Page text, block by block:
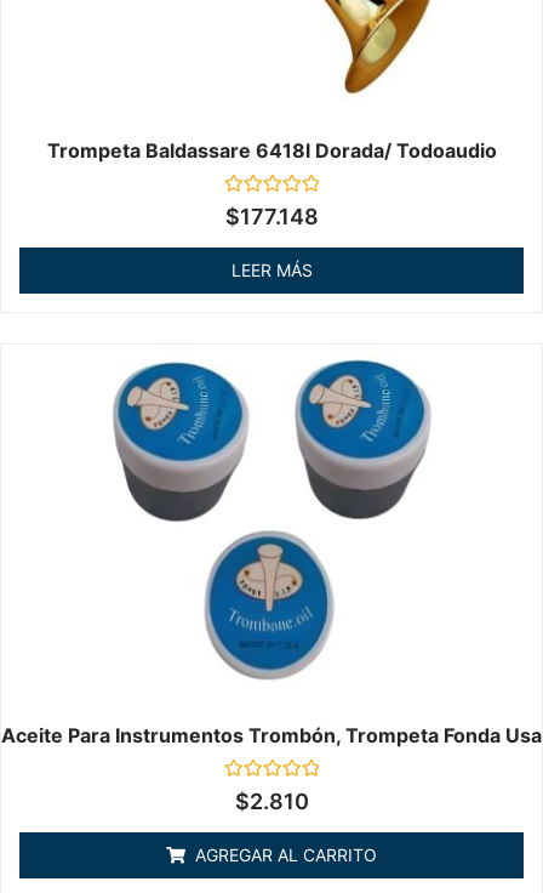
Trompeta Baldassare 6418l Dorada/ Todoaudio
Valorado
en
$177.148
LEER MÁS
Aceite Para Instrumentos Trombón, Trompeta Fonda Usa
Valorado
en
5
$2.810
AGREGAR AL CARRITO